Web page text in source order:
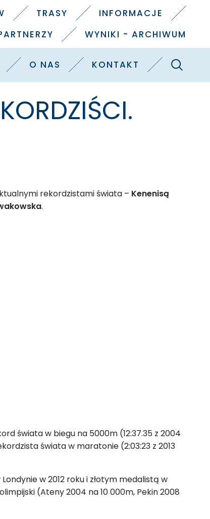
TRASY
INFORMACJE
WYNIKI - ARCHIWUM
O NAS KONTAKT Szukaj
rekordzistami świata – Kenenisą
.
świata w biegu na 5000m (12:37.35 z 2004
świata w maratonie (2:03:23 z 2013
w 2012 roku i złotym medalistą w
(Ateny 2004 na 10 000m, Pekin 2008